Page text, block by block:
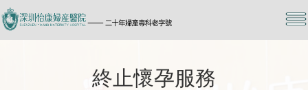
終止懷孕服務